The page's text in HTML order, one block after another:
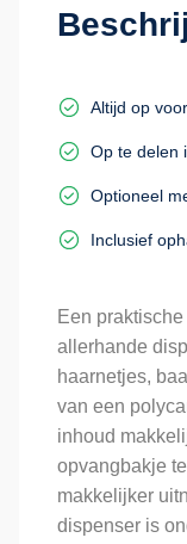
Altijd op
Op te delen
Optioneel
Inclusief
Een
allerhande
haarnetjes,
van een
inhoud
opvangbakje
makkelijker
dispenser is